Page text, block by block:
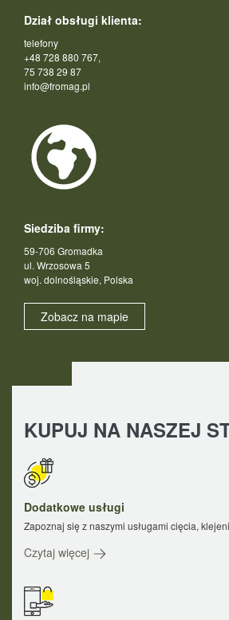
Dział obsługi klienta:
telefony
+48 728 880 767,
75 738 29 87
info@fromag.pl
Siedziba firmy:
59-706 Gromadka
ul. Wrzosowa 5
woj. dolnośląskie, Polska
Zobacz na mapie
KUPUJ NA NASZEJ
Dodatkowe usługi
Zapoznaj się z naszymi usługami cięcia,
Czytaj więcej